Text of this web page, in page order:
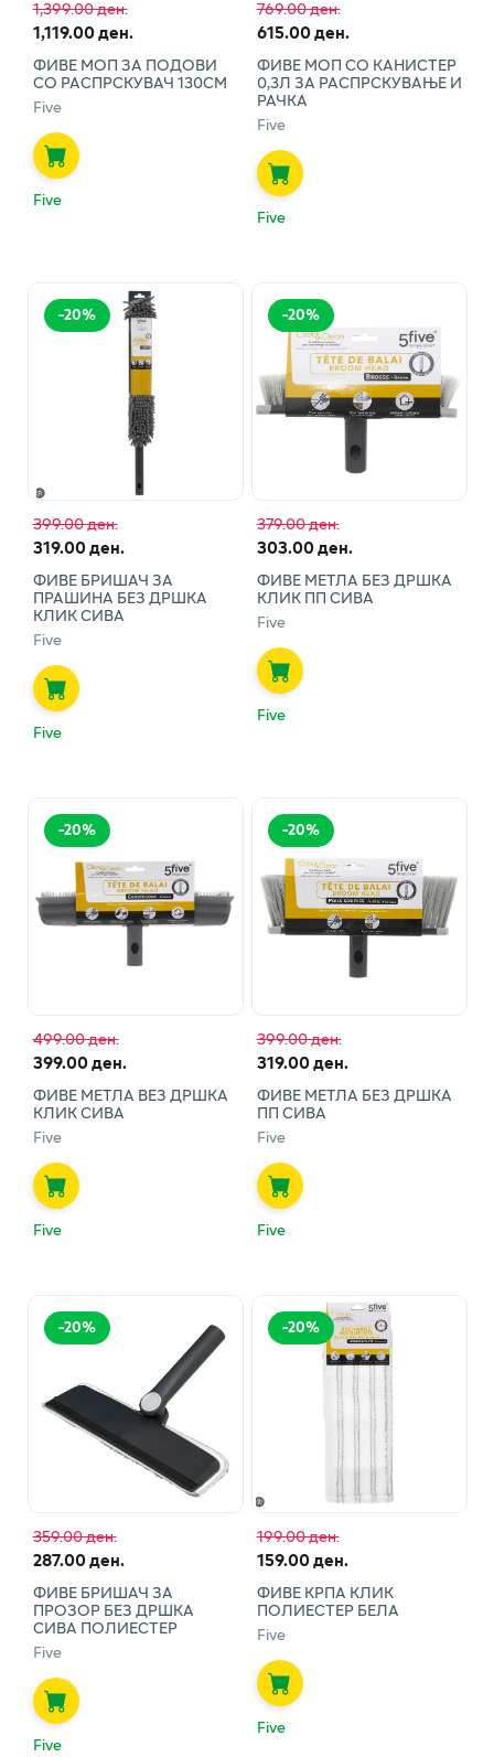
1,399.00 ден.
1,119.00 ден.
ФИВЕ МОП ЗА ПОДОВИ
СО РАСПРСКУВАЧ 130СМ
Five
Five
769.00 ден.
615.00 ден.
ФИВЕ МОП СО КАНИСТЕР
0,3Л ЗА РАСПРСКУВАЊЕ И
РАЧКА
Five
Five
-20%
399.00 ден.
319.00 ден.
ФИВЕ БРИШАЧ ЗА
ПРАШИНА БЕЗ ДРШКА
КЛИК СИВА
Five
Five
-20%
379.00 ден.
303.00 ден.
ФИВЕ МЕТЛА БЕЗ ДРШКА
КЛИК ПП СИВА
Five
Five
-20%
499.00 ден.
399.00 ден.
ФИВЕ МЕТЛА ВЕЗ ДРШКА
КЛИК СИВА
Five
Five
-20%
399.00 ден.
319.00 ден.
ФИВЕ МЕТЛА БЕЗ ДРШКА
ПП СИВА
Five
Five
-20%
359.00 ден.
287.00 ден.
ФИВЕ БРИШАЧ ЗА
ПРОЗОР БЕЗ ДРШКА
СИВА ПОЛИЕСТЕР
Five
Five
-20%
199.00 ден.
159.00 ден.
ФИВЕ КРПА КЛИК
ПОЛИЕСТЕР БЕЛА
Five
Five